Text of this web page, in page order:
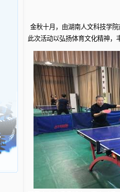
金秋十月，由湖南人文科技学
此次活动以弘扬体育文化精神，